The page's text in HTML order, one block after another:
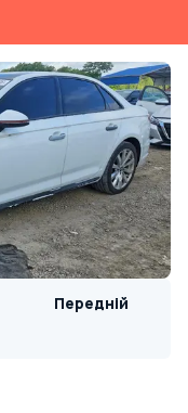
Передній